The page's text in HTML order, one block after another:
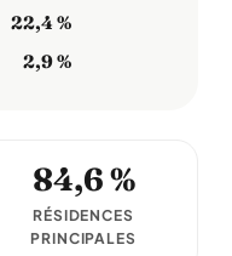
22,4 %
2,9 %
84,6 %
RÉSIDENCES
PRINCIPALES